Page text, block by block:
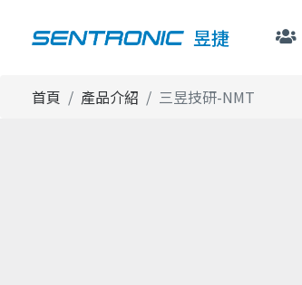
昱捷
首頁 產品介紹 三昱技研-NMT